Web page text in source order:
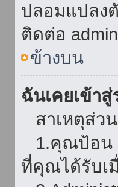
ปลอมแปลง
ติดต่อ
ข้างบน
ฉันเคยเข้า
สาเหตุส่ว
1.คุณป้อน
ที่คุณได้รับเ